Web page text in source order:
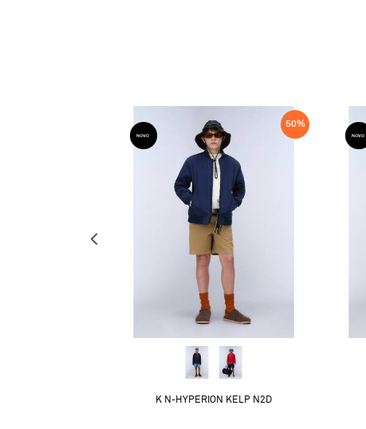
50%
K N-HYPERION KELP N2D